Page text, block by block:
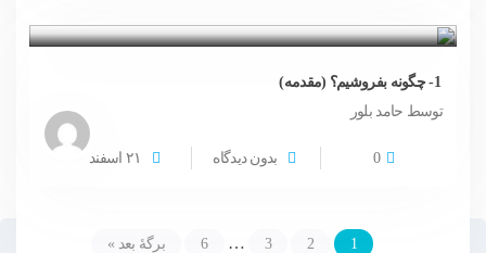
1- چگونه بفروشیم؟ (مقدمه)
توسط حامد بلور
0 بدون دیدگاه ۲۱ اسفند
1
2
3
…
6 برگهٔ بعد » دوره تخصصی بیزینس کوچینگ 1- چگونه بفروشیم؟ (مقدمه)